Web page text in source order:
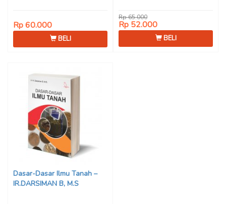
Rp 60.000
BELI
Rp 65.000
Rp 52.000
BELI
Dasar-Dasar Ilmu Tanah –
IR.DARSIMAN B, M.S